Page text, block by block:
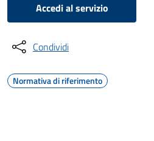
Accedi al servizio
Condividi
Normativa di riferimento